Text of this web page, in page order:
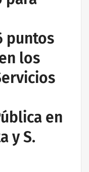
puntos
los
en
y S.